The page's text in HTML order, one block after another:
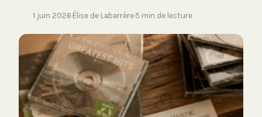
1 juin 2026·Élise de Labarrère·5 min de lecture